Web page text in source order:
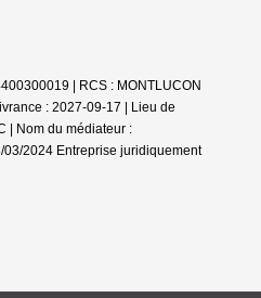
| RCS : MONTLUCON
: 2027-09-17 | Lieu de
| Nom du médiateur :
03/2024 Entreprise juridiquement